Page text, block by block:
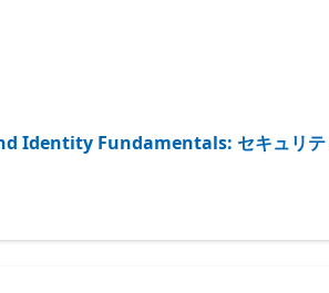
Fundamentals: セキュリテ